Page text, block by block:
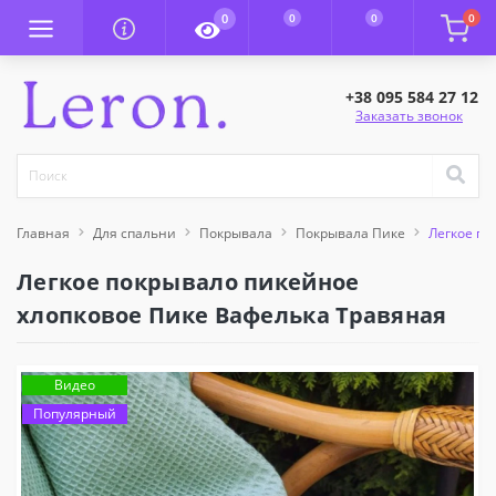
0 0 0 0
+38 095 584 27 12
Заказать звонок
Главная Для спальни Покрывала Покрывала Пике Легкое
Легкое покрывало пикейное
хлопковое Пике Вафелька Травяная
Видео
Популярный